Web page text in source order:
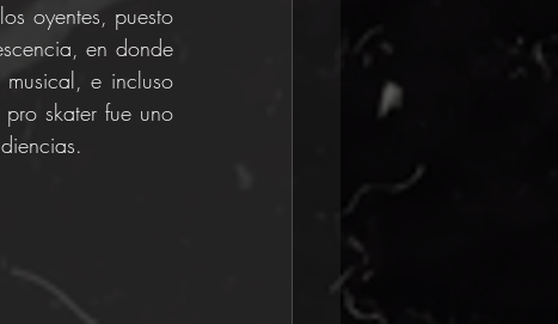
oyentes, puesto
en donde
e incluso
skater fue uno